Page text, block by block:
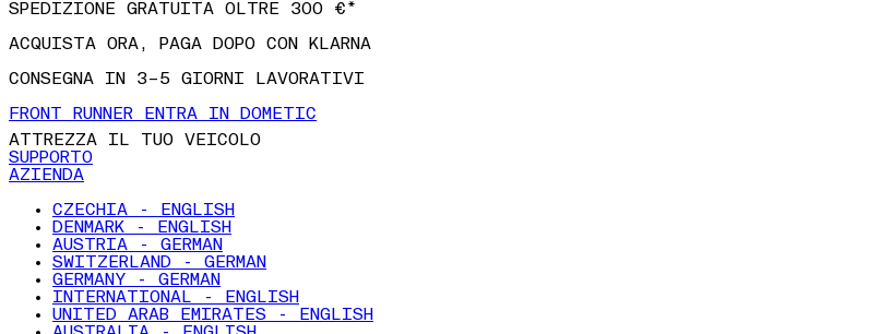
SPEDIZIONE GRATUITA OLTRE 300 €*
ACQUISTA ORA, PAGA DOPO CON KLARNA
CONSEGNA IN 3–5 GIORNI LAVORATIVI
FRONT RUNNER ENTRA IN DOMETIC
ATTREZZA IL TUO VEICOLO
SUPPORTO
AZIENDA
CZECHIA - ENGLISH
DENMARK - ENGLISH
AUSTRIA - GERMAN
SWITZERLAND - GERMAN
GERMANY - GERMAN
INTERNATIONAL - ENGLISH
UNITED ARAB EMIRATES - ENGLISH